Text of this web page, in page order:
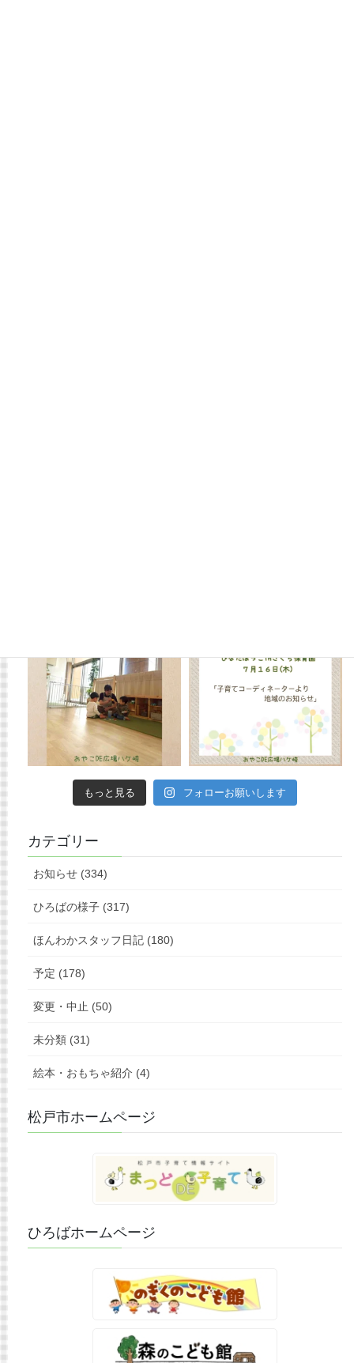
もっと見る フォローお願いします
カテゴリー
お知らせ (334)
ひろばの様子 (317)
ほんわかスタッフ日記 (180)
予定 (178)
変更・中止 (50)
未分類 (31)
絵本・おもちゃ紹介 (4)
松戸市ホームページ
ひろばホームページ